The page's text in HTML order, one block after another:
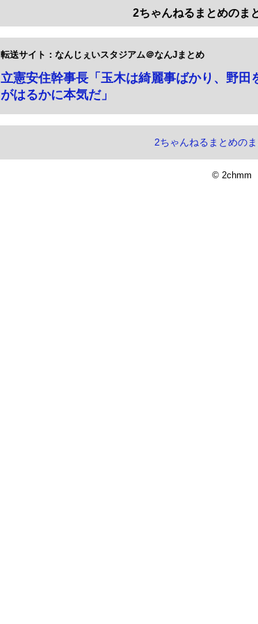
2ちゃんねるまとめのま
転送サイト：なんじぇいスタジアム＠なんJまとめ
立憲安住幹事長「玉木は綺麗事ばかり、野田
がはるかに本気だ」
2ちゃんねるまとめの
© 2chmm